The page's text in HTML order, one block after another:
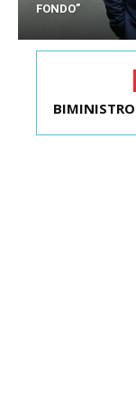
FONDO”
KAST SE
BIMINISTRO